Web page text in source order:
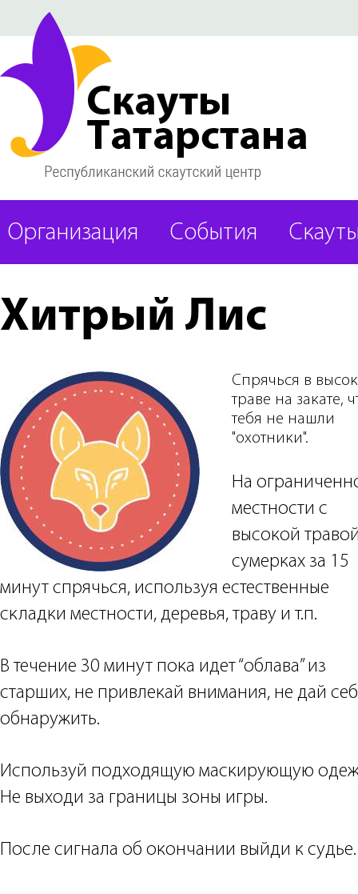
Организация События
Хитрый Лис
Спрячься в
траве на закате,
тебя не нашли
"охотники".
На
местности с
высокой
сумерках за 15
минут спрячься, используя естественные
складки местности, деревья, траву и т.п.
В течение 30 минут пока идет “облава” из
старших, не привлекай внимания, не дай
обнаружить.
Используй подходящую маскирующую
Не выходи за границы зоны игры.
После сигнала об окончании выйди к судье.